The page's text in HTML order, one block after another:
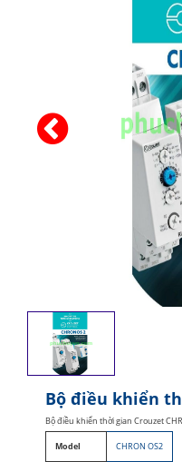
Bộ điều khiển
Bộ điều khiển thời gian Crouzet
Model CHRON OS2